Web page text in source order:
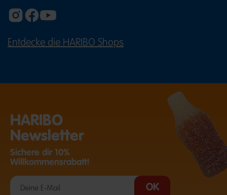
Entdecke die HARIBO Shops
HARIBO
Newsletter
Sichere dir 10%
Willkommensrabatt!